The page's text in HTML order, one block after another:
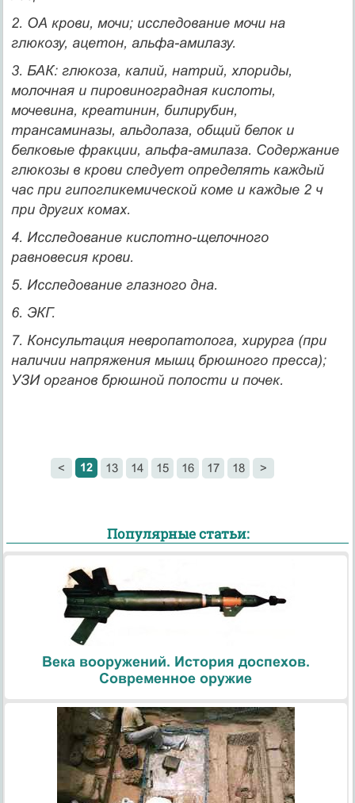
2. ОА крови, мочи; исследование мочи на
глюкозу, ацетон, альфа-амилазу.
3. БАК: глюкоза, калий, натрий, хлориды,
молочная и пировиноградная кислоты,
мочевина, креатинин, билирубин,
трансаминазы, альдолаза, общий белок и
белковые фракции, альфа-амилаза. Содержание
глюкозы в крови следует определять каждый
час при гипогликемической коме и каждые 2 ч
при других комах.
4. Исследование кислотно-щелочного
равновесия крови.
5. Исследование глазного дна.
6. ЭКГ.
7. Консультация невропатолога, хирурга (при
наличии напря­жения мышц брюшного пресса);
УЗИ органов брюшной полос­ти и почек.
< 12 13 14 15 16 17 18 >
Популярные статьи:
Века вооружений. История доспехов.
Современное оружие